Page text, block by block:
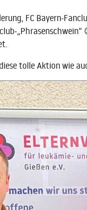
FC Bayern-
tolle Aktion wie